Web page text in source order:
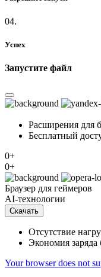
04.
Успех
Запустите файл
Расширения для
Бесплатный
0+
0+
Браузер для геймеров
AI-технологии
Скачать
Отсутствие
Экономия заряда
Your browser does not